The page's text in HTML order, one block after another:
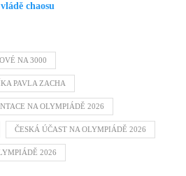
chaosu
NA 3000
PAVLA ZACHA
NA OLYMPIÁDĚ 2026
ČESKÁ ÚČAST NA OLYMPIÁDĚ 2026
2026